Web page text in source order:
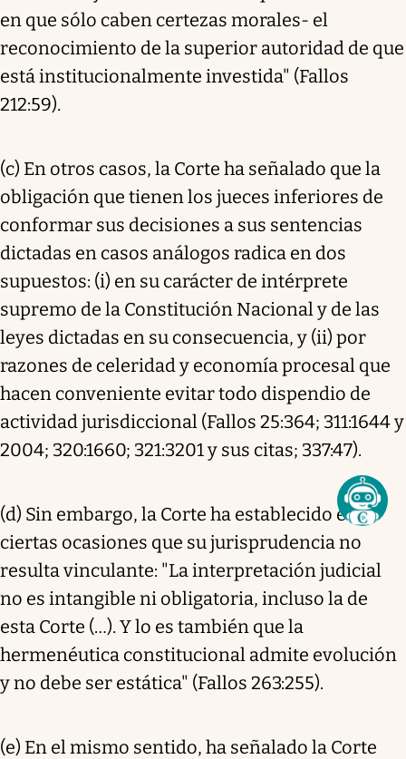
en que sólo caben certezas morales- el
reconocimiento de la superior autoridad de que
está institucionalmente investida" (Fallos
212:59).
(c) En otros casos, la Corte ha señalado que la
obligación que tienen los jueces inferiores de
conformar sus decisiones a sus sentencias
dictadas en casos análogos radica en dos
supuestos: (i) en su carácter de intérprete
supremo de la Constitución Nacional y de las
leyes dictadas en su consecuencia, y (ii) por
razones de celeridad y economía procesal que
hacen conveniente evitar todo dispendio de
actividad jurisdiccional (Fallos 25:364; 311:1644 y
2004; 320:1660; 321:3201 y sus citas; 337:47).
(d) Sin embargo, la Corte ha establecido en
ciertas ocasiones que su jurisprudencia no
resulta vinculante: "La interpretación judicial
no es intangible ni obligatoria, incluso la de
esta Corte (…). Y lo es también que la
hermenéutica constitucional admite evolución
y no debe ser estática" (Fallos 263:255).
(e) En el mismo sentido, ha señalado la Corte